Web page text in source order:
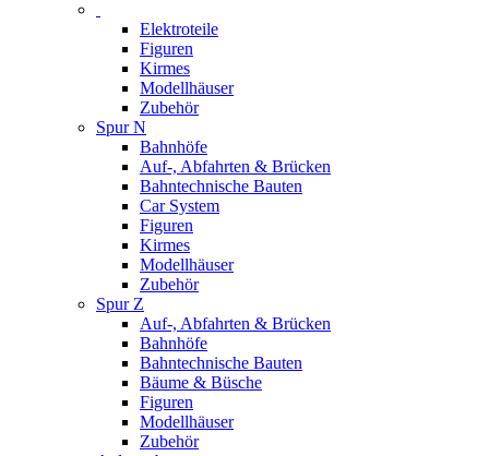
Elektroteile
Figuren
Kirmes
Modellhäuser
Zubehör
Spur N
Bahnhöfe
Auf-, Abfahrten & Brücken
Bahntechnische Bauten
Car System
Figuren
Kirmes
Modellhäuser
Zubehör
Spur Z
Auf-, Abfahrten & Brücken
Bahnhöfe
Bahntechnische Bauten
Bäume & Büsche
Figuren
Modellhäuser
Zubehör